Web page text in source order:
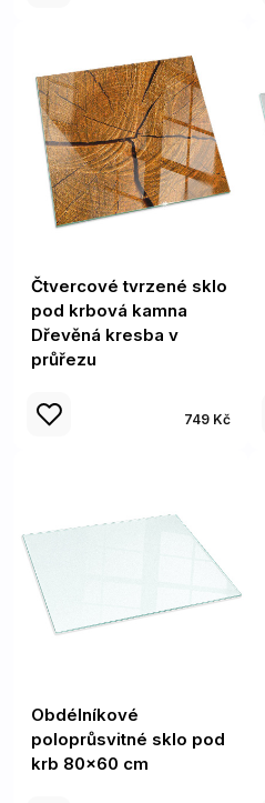
Čtvercové tvrzené sklo
pod krbová kamna
Dřevěná kresba v
průřezu
749 Kč
Obdélníkové
poloprůsvitné sklo pod
krb 80x60 cm